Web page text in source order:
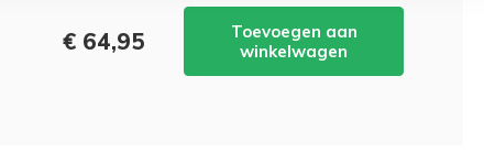
€ 64,95
Toevoegen aan
winkelwagen